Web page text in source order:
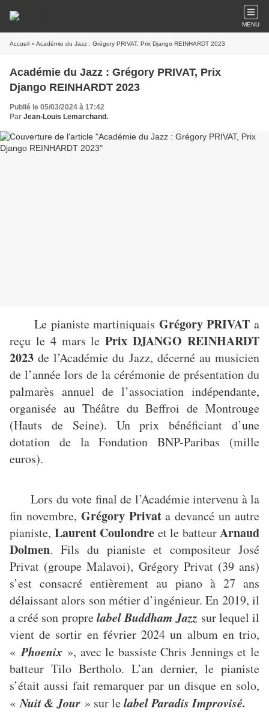
MENU
Accueil » Académie du Jazz : Grégory PRIVAT, Prix Django REINHARDT 2023
Académie du Jazz : Grégory PRIVAT, Prix
Django REINHARDT 2023
Publié le 05/03/2024 à 17:42
Par Jean-Louis Lemarchand.
Le pianiste martiniquais Grégory PRIVAT a
reçu le 4 mars lePrix DJANGO REINHARDT
2023de l’Académie du Jazz, décerné au musicien
de l’année lors de la cérémonie de présentation du
palmarès annuel de l’association indépendante,
organisée au Théâtre du Beffroi de Montrouge
(Hauts de Seine). Un prix bénéficiant d’une
dotation de la Fondation BNP-Paribas (mille
euros).
Lors du vote final de l’Académie intervenu à la
fin novembre, Grégory Privata devancé un autre
pianiste, Laurent Coulondre et le batteurArnaud
Dolmen. Fils du pianiste et compositeur José
Privat (groupe Malavoi), Grégory Privat (39 ans)
s’est consacré entièrement au piano à 27 ans
délaissant alors son métier d’ingénieur. En 2019, il
a créé son proprelabel Buddham Jazz sur lequel il
vient de sortir en février 2024 un album en trio,
«Phoenix», avec le bassiste Chris Jennings et le
batteur Tilo Bertholo. L’an dernier, le pianiste
s’était aussi fait remarquer par un disque en solo,
« Nuit & Jour » sur lelabel Paradis Improvisé.